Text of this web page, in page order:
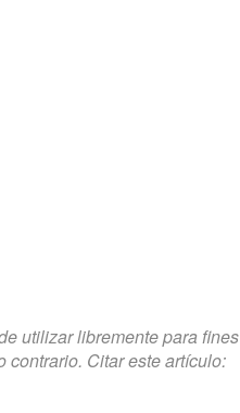
utilizar libremente para fines
Citar este artículo: